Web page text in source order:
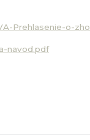
Prehlasenie-o-
navod.pdf